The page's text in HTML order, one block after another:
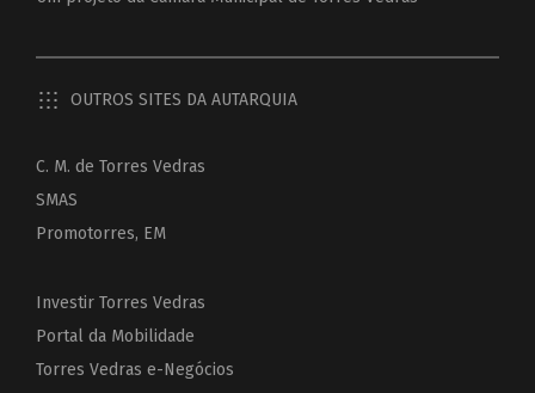
OUTROS SITES DA AUTARQUIA
C. M. de Torres Vedras
SMAS
Promotorres, EM
Investir Torres Vedras
Portal da Mobilidade
Torres Vedras e-Negócios